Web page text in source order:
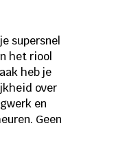
supersnel
het riool
heb je
over
en
Geen